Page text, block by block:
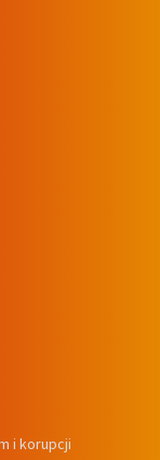
i korupcji